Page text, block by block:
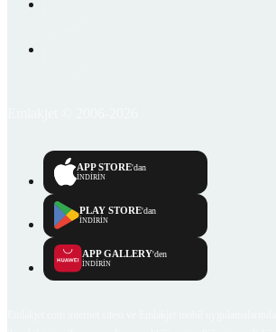
APP STORE'dan
İNDİRİN
PLAY STORE'dan
İNDİRİN
APP GALLERY'den
İNDİRİN